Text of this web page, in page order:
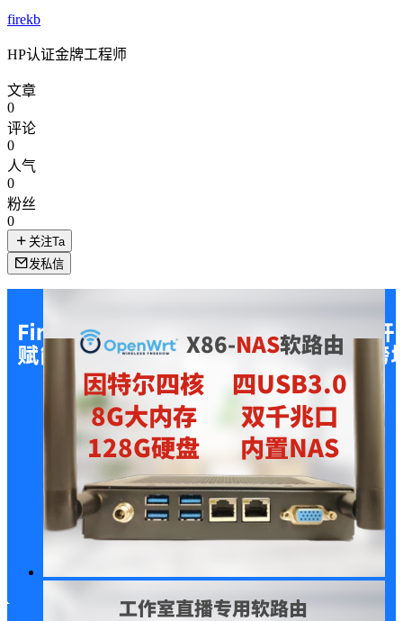
firekb
HP认证金牌工程师
文章
0
评论
0
人气
0
粉丝
0
关注Ta
发私信